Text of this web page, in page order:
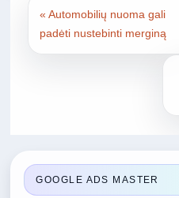
« Automobilių nuoma gali
padėti nustebinti merginą
GOOGLE ADS MASTER